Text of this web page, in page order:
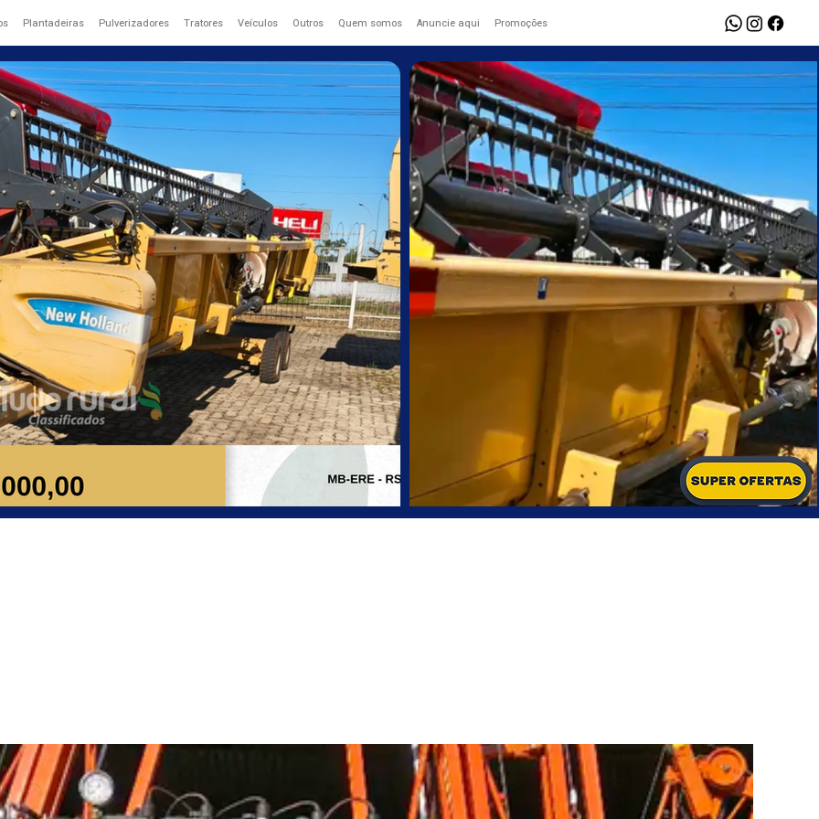
Plantadeiras Pulverizadores Tratores Veículos Outros Quem somos Anuncie aqui Promoções